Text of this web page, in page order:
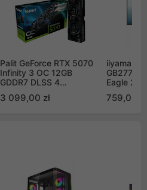
Palit GeForce RTX 5070
Infinity 3 OC 12GB
GDDR7 DLSS 4
GB2050S)
3 099,00 zł
iiyama G-
Eagle 27"
759,00 zł